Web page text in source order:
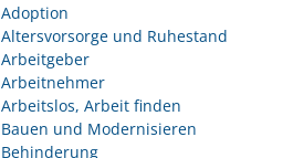
Adoption
Altersvorsorge und Ruhestand
Arbeitgeber
Arbeitnehmer
Arbeitslos, Arbeit finden
Bauen und Modernisieren
Behinderung